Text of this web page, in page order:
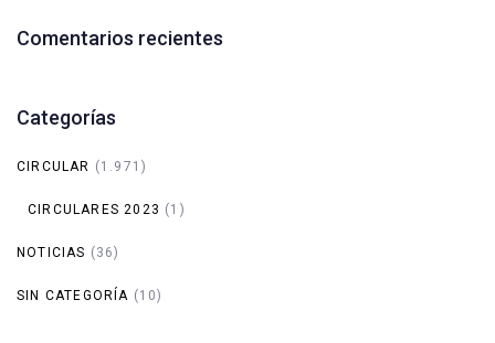
Comentarios recientes
Categorías
CIRCULAR (1.971)
CIRCULARES 2023 (1)
NOTICIAS (36)
SIN CATEGORÍA (10)